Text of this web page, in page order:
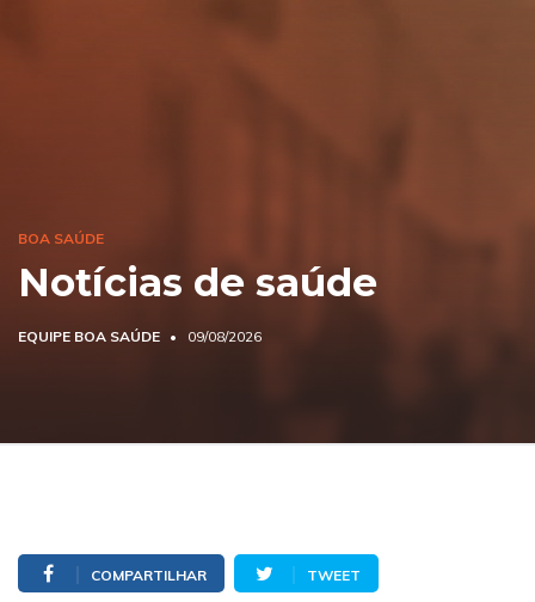
BOA SAÚDE
Notícias de saúde
EQUIPE BOA SAÚDE 09/08/2026
COMPARTILHAR TWEET